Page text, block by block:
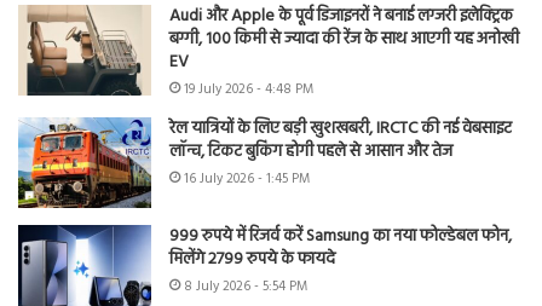
Audi और Apple के पूर्व डिजाइनरों ने बनाई लग्जरी इलेक्ट्रिक
बग्गी, 100 किमी से ज्यादा की रेंज के साथ आएगी यह अनोखी
EV
19 July 2026 - 4:48 PM
रेल यात्रियों के लिए बड़ी खुशखबरी, IRCTC की नई वेबसाइट
लॉन्च, टिकट बुकिंग होगी पहले से आसान और तेज
16 July 2026 - 1:45 PM
999 रुपये में रिजर्व करें Samsung का नया फोल्डेबल फोन,
मिलेंगे 2799 रुपये के फायदे
8 July 2026 - 5:54 PM